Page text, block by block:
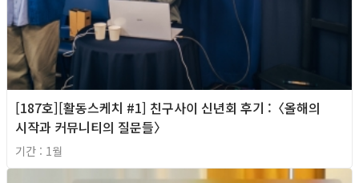
[187호][활동스케치 #1] 친구사이 신년회 후기 :〈올해의
시작과 커뮤니티의 질문들〉
기간 : 1월